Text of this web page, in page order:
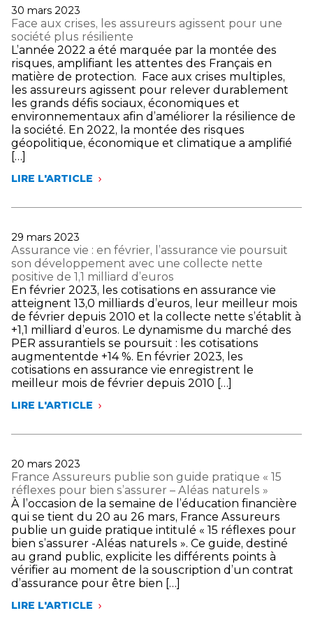
MESURES
POUR
ACCOMPAGNER
LES
SINISTRÉS
TOUCHÉS
PAR
L’EXPLOSION
DE
LA
RUE
DE
TIVOLI
MARSEILLE
Publié
le
30 mars 2023
Face aux crises, les assureurs agissent pour une
société plus résiliente
L’année 2022 a été marquée par la montée des
risques, amplifiant les attentes des Français en
matière de protection. Face aux crises multiples,
les assureurs agissent pour relever durablement
les grands défis sociaux, économiques et
environnementaux afin d’améliorer la résilience de
la société. En 2022, la montée des risques
géopolitique, économique et climatique a amplifié
[…]
LIRE L'ARTICLE
FACE
CRISES,
ASSUREURS
AGISSENT
POUR
UNE
SOCIÉTÉ
PLUS
RÉSILIENTE
Publié
le
29 mars 2023
Assurance vie : en février, l’assurance vie poursuit
son développement avec une collecte nette
positive de 1,1 milliard d’euros
En février 2023, les cotisations en assurance vie
atteignent 13,0 milliards d’euros, leur meilleur mois
de février depuis 2010 et la collecte nette s’établit à
+1,1 milliard d’euros. Le dynamisme du marché des
PER assurantiels se poursuit : les cotisations
augmententde +14 %. En février 2023, les
cotisations en assurance vie enregistrent le
meilleur mois de février depuis 2010 […]
LIRE L'ARTICLE
ASSURANCE
:
FÉVRIER,
L’ASSURANCE
VIE
POURSUIT
SON
DÉVELOPPEMENT
AVEC
UNE
COLLECTE
NETTE
POSITIVE
DE
1,1
Publié
le
20 mars 2023
France Assureurs publie son guide pratique « 15
réflexes pour bien s’assurer – Aléas naturels »
À l’occasion de la semaine de l’éducation financière
qui se tient du 20 au 26 mars, France Assureurs
publie un guide pratique intitulé « 15 réflexes pour
bien s’assurer -Aléas naturels ». Ce guide, destiné
au grand public, explicite les différents points à
vérifier au moment de la souscription d’un contrat
d’assurance pour être bien […]
LIRE L'ARTICLE
FRANCE